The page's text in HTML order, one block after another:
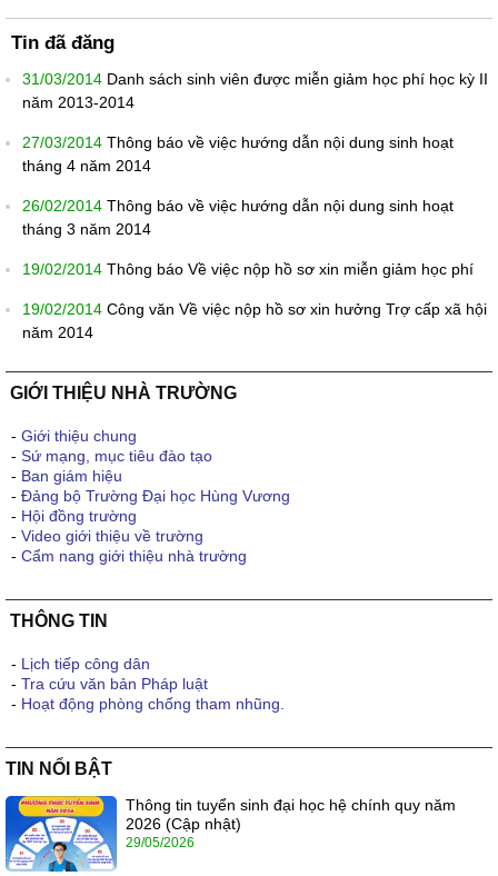
Tin đã đăng
31/03/2014 Danh sách sinh viên được miễn giảm học phí học kỳ II
năm 2013-2014
27/03/2014 Thông báo về việc hướng dẫn nội dung sinh hoạt
tháng 4 năm 2014
26/02/2014 Thông báo về việc hướng dẫn nội dung sinh hoạt
tháng 3 năm 2014
19/02/2014 Thông báo Về việc nộp hồ sơ xin miễn giảm học phí
19/02/2014 Công văn Về việc nộp hồ sơ xin hưởng Trợ cấp xã hội
năm 2014
GIỚI THIỆU NHÀ TRƯỜNG
- Giới thiệu chung
- Sứ mạng, mục tiêu đào tạo
- Ban giám hiệu
- Đảng bộ Trường Đại học Hùng Vương
- Hội đồng trường
- Video giới thiệu về trường
- Cẩm nang giới thiệu nhà trường
THÔNG TIN
- Lịch tiếp công dân
- Tra cứu văn bản Pháp luật
- Hoạt động phòng chống tham nhũng.
TIN NỔI BẬT
Thông tin tuyển sinh đại học hệ chính quy năm
2026 (Cập nhật)
29/05/2026